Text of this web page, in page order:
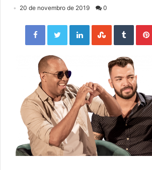
20 de novembro de 2019 0
Facebook Twitter LinkedIn StumbleUpon Tumblr